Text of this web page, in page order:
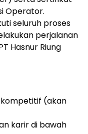
Operator.
seluruh proses
perjalanan
Hasnur Riung
(akan
karir di bawah